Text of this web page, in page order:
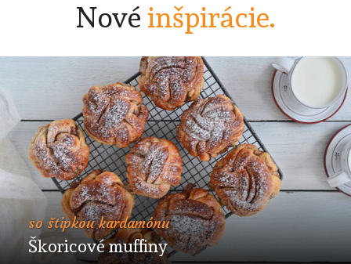
Nové inšpirácie.
so štipkou kardamónu
Škoricové muffiny